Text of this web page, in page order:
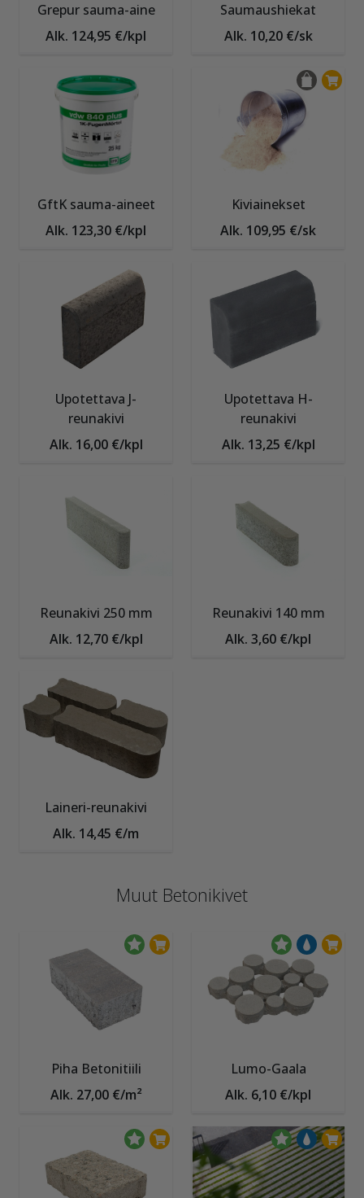
Grepur sauma-aine
Alk. 124,95 €/kpl
Saumaushiekat
Alk. 10,20 €/sk
GftK sauma-aineet
Alk. 123,30 €/kpl
Kiviainekset
Alk. 109,95 €/sk
Upotettava J-
reunakivi
Alk. 16,00 €/kpl
Upotettava H-
reunakivi
Alk. 13,25 €/kpl
Reunakivi 250 mm
Alk. 12,70 €/kpl
Reunakivi 140 mm
Alk. 3,60 €/kpl
Laineri-reunakivi
Alk. 14,45 €/m
Muut Betonikivet
Piha Betonitiili
Alk. 27,00 €/m²
Lumo-Gaala
Alk. 6,10 €/kpl